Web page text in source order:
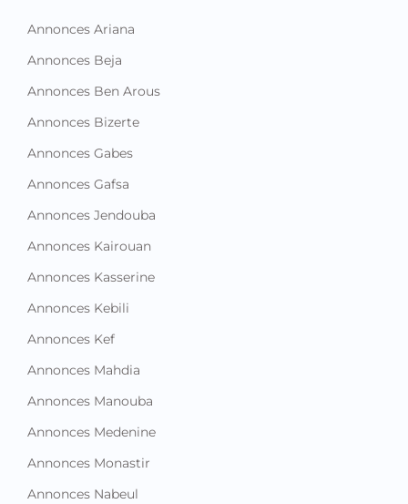
Annonces Ariana
Annonces Beja
Annonces Ben Arous
Annonces Bizerte
Annonces Gabes
Annonces Gafsa
Annonces Jendouba
Annonces Kairouan
Annonces Kasserine
Annonces Kebili
Annonces Kef
Annonces Mahdia
Annonces Manouba
Annonces Medenine
Annonces Monastir
Annonces Nabeul